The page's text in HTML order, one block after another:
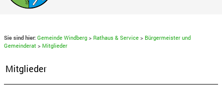
Sie sind hier: Gemeinde Windberg > Rathaus & Service > Bürgermeister und
Gemeinderat > Mitglieder
Mitglieder